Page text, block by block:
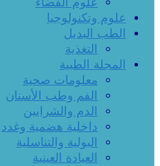
علوم وتكنولوجيا
الطب البديل
التغذية
المجلة الطبية
معلومات صحية
الفم وطب الأسنان
الدم والشرايين
داخلية هضمية وغدد
البولية والتناسلية
العيادة العينية